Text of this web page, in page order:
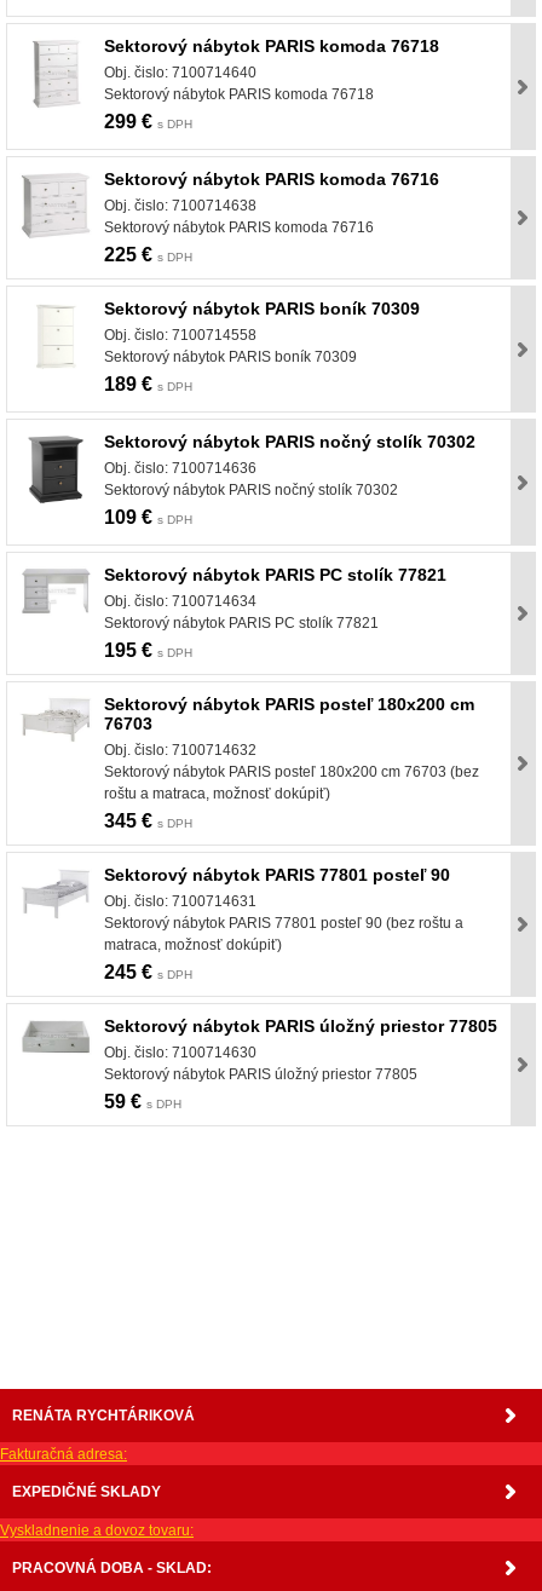
Sektorový nábytok PARIS komoda 76718
Obj. čislo: 7100714640
Sektorový nábytok PARIS komoda 76718
299 € s DPH
Sektorový nábytok PARIS komoda 76716
Obj. čislo: 7100714638
Sektorový nábytok PARIS komoda 76716
225 € s DPH
Sektorový nábytok PARIS boník 70309
Obj. čislo: 7100714558
Sektorový nábytok PARIS boník 70309
189 € s DPH
Sektorový nábytok PARIS nočný stolík 70302
Obj. čislo: 7100714636
Sektorový nábytok PARIS nočný stolík 70302
109 € s DPH
Sektorový nábytok PARIS PC stolík 77821
Obj. čislo: 7100714634
Sektorový nábytok PARIS PC stolík 77821
195 € s DPH
Sektorový nábytok PARIS posteľ 180x200 cm
76703
Obj. čislo: 7100714632
Sektorový nábytok PARIS posteľ 180x200 cm 76703 (bez
roštu a matraca, možnosť dokúpiť)
345 € s DPH
Sektorový nábytok PARIS 77801 posteľ 90
Obj. čislo: 7100714631
Sektorový nábytok PARIS 77801 posteľ 90 (bez roštu a
matraca, možnosť dokúpiť)
245 € s DPH
Sektorový nábytok PARIS úložný priestor 77805
Obj. čislo: 7100714630
Sektorový nábytok PARIS úložný priestor 77805
59 € s DPH
RENÁTA RYCHTÁRIKOVÁ
Fakturačná adresa:
EXPEDIČNÉ SKLADY
Vyskladnenie a dovoz tovaru:
PRACOVNÁ DOBA - SKLAD: